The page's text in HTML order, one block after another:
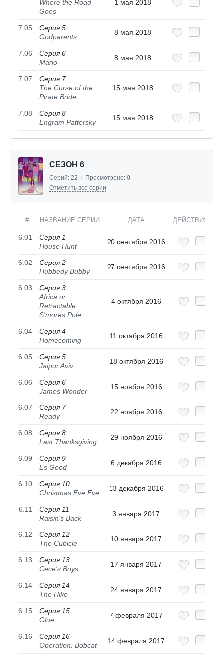
Where the Road
Goes
1 мая 2018
7.05
Серия 5
Godparents
8 мая 2018
7.06
Серия 6
Mario
8 мая 2018
7.07
Серия 7
The Curse of the
Pirate Bride
15 мая 2018
7.08
Серия 8
Engram Pattersky
15 мая 2018
СЕЗОН 6
Серий: 22 / Просмотрено: 0
Отметить все серии
# НАЗВАНИЕ СЕРИИ ДАТА ДЕЙСТВИЯ
6.01
Серия 1
House Hunt
20 сентября 2016
6.02
Серия 2
Hubbedy Bubby
27 сентября 2016
6.03
Серия 3
Africa or
Retractable
S'mores Pole
4 октября 2016
6.04
Серия 4
Homecoming
11 октября 2016
6.05
Серия 5
Jaipur Aviv
18 октября 2016
6.06
Серия 6
James Wonder
15 ноября 2016
6.07
Серия 7
Ready
22 ноября 2016
6.08
Серия 8
Last Thanksgiving
29 ноября 2016
6.09
Серия 9
Es Good
6 декабря 2016
6.10
Серия 10
Christmas Eve Eve
13 декабря 2016
6.11
Серия 11
Raisin's Back
3 января 2017
6.12
Серия 12
The Cubicle
10 января 2017
6.13
Серия 13
Cece's Boys
17 января 2017
6.14
Серия 14
The Hike
24 января 2017
6.15
Серия 15
Glue
7 февраля 2017
6.16
Серия 16
Operation: Bobcat
14 февраля 2017